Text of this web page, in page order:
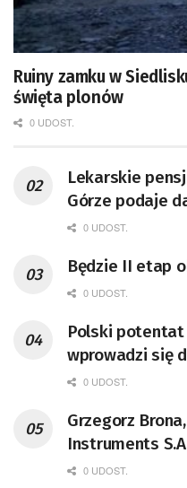
Ruiny zamku w
święta plonów
0 UDOST.
Lekarskie
Górze podaje
0 UDOST.
Będzie II etap
0 UDOST.
Polski potentat
wprowadzi się
0 UDOST.
Grzegorz
Instruments S.A. Fizyk, naukowiec,
pracownik
0 UDOST.